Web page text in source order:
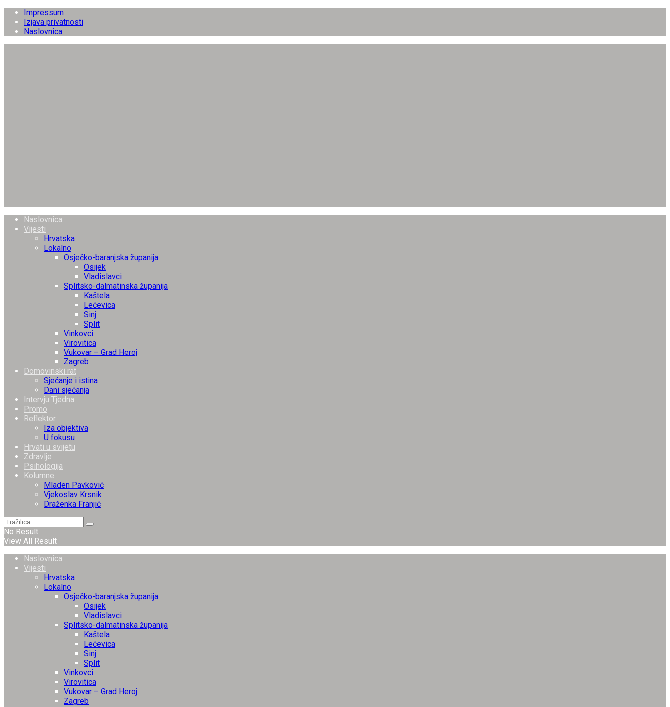
Impressum
Izjava privatnosti
Naslovnica
Naslovnica
Vijesti
Hrvatska
Lokalno
Osječko-baranjska županija
Osijek
Vladislavci
Splitsko-dalmatinska županija
Kaštela
Lećevica
Sinj
Split
Vinkovci
Virovitica
Vukovar – Grad Heroj
Zagreb
Domovinski rat
Sjećanje i istina
Dani sjećanja
Intervju Tjedna
Promo
Reflektor
Iza objektiva
U fokusu
Hrvati u svijetu
Zdravlje
Psihologija
Kolumne
Mladen Pavković
Vjekoslav Krsnik
Draženka Franjić
No Result
View All Result
Naslovnica
Vijesti
Hrvatska
Lokalno
Osječko-baranjska županija
Osijek
Vladislavci
Splitsko-dalmatinska županija
Kaštela
Lećevica
Sinj
Split
Vinkovci
Virovitica
Vukovar – Grad Heroj
Zagreb